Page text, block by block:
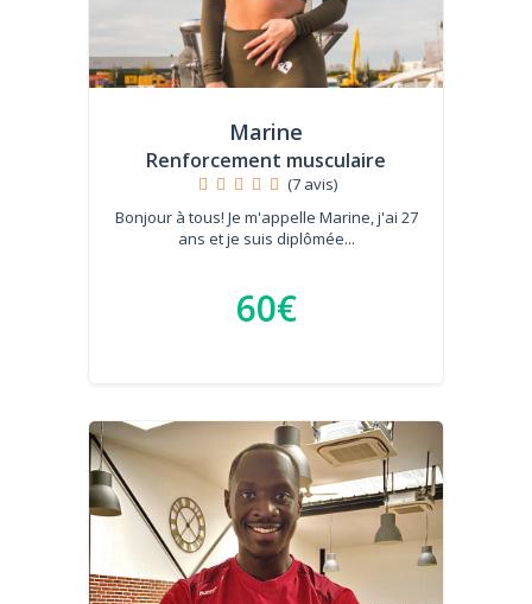
Marine
Renforcement musculaire
(7 avis)
Bonjour à tous! Je m'appelle Marine, j'ai 27
ans et je suis diplômée...
60€